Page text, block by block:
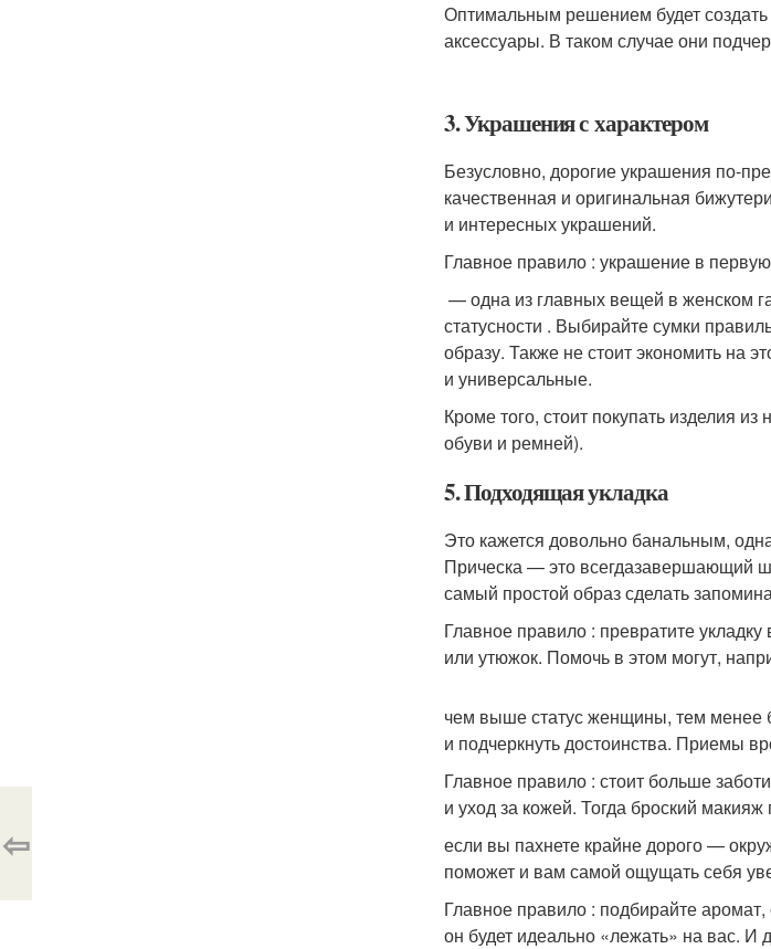
Оптимальным решением будет
аксессуары. В таком случае они
3. Украшения с характером
Безусловно, дорогие украшения по-
качественная и оригинальная
и интересных украшений.
Главное правило : украшение в
— одна из главных вещей в женском
статусности . Выбирайте сумки
образу. Также не стоит экономить на
и универсальные.
Кроме того, стоит покупать изделия
обуви и ремней).
5. Подходящая укладка
Это кажется довольно банальным,
Прическа — это всегдазавершающий
самый простой образ сделать
Главное правило : превратите
или утюжок. Помочь в этом могут,
чем выше статус женщины, тем менее
и подчеркнуть достоинства. Приемы
Главное правило : стоит больше
и уход за кожей. Тогда броский макияж
если вы пахнете крайне дорого —
поможет и вам самой ощущать себя
Главное правило : подбирайте
он будет идеально «лежать» на вас.
⇦